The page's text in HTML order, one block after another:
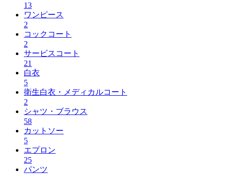
13
ワンピース
2
コックコート
2
サービスコート
21
白衣
5
衛生白衣・メディカルコート
2
シャツ・ブラウス
58
カットソー
5
エプロン
25
パンツ